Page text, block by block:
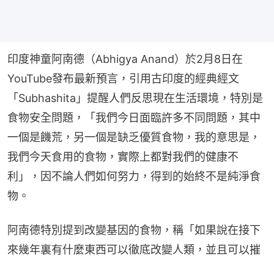
印度神童阿南德（Abhigya Anand）於2月8日在
YouTube發布最新預言，引用古印度的經典經文
「Subhashita」提醒人們反思現在生活環境，特別是
食物安全問題，「我們今日面臨許多不同問題，其中
一個是饑荒，另一個是缺乏優質食物，我的意思是，
我們今天食用的食物，實際上都對我們的健康不
利」，因不論人們如何努力，得到的始終不是純淨食
物。
阿南德特別提到改變基因的食物，稱「如果說在接下
來幾年裏有什麼東西可以徹底改變人類，並且可以摧